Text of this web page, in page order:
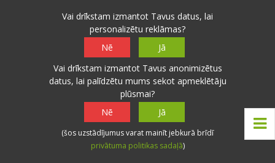
Jaunākie raksti
Augusta saule
Karsta jūlija pēdējā diena
Vēsāka dienvidu ciklona nedēļa
Rakstu kategorijas
Laika prognozes
Vai drīkstam izmantot Tavus datus, lai
personalizētu reklāmas?
Nē
Jā
Vai drīkstam izmantot Tavus anonimizētus
datus, lai palīdzētu mums sekot apmeklētāju
plūsmai?
Nē
Jā
(šos uzstādījumus varat mainīt jebkurā brīdī
privātuma politikas sadaļā)